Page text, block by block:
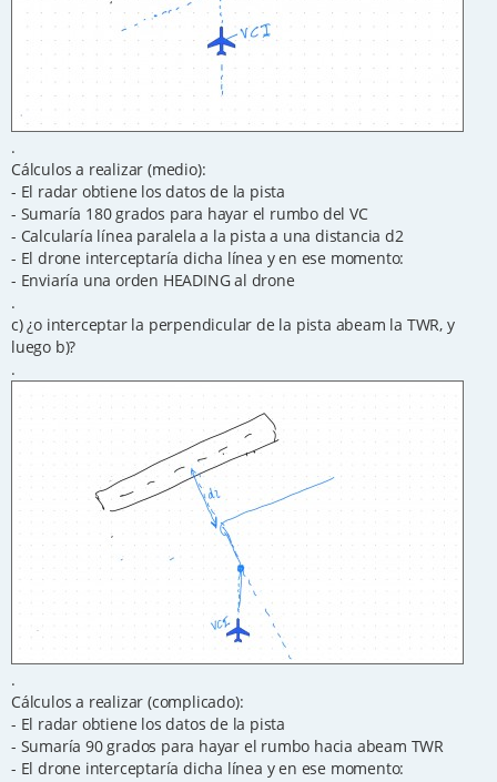
.
Cálculos a realizar (medio):
- El radar obtiene los datos de la pista
- Sumaría 180 grados para hayar el rumbo del VC
- Calcularía línea paralela a la pista a una distancia d2
- El drone interceptaría dicha línea y en ese momento:
- Enviaría una orden HEADING al drone
.
c) ¿o interceptar la perpendicular de la pista abeam la TWR, y
luego b)?
.
.
Cálculos a realizar (complicado):
- El radar obtiene los datos de la pista
- Sumaría 90 grados para hayar el rumbo hacia abeam TWR
- El drone interceptaría dicha línea y en ese momento: